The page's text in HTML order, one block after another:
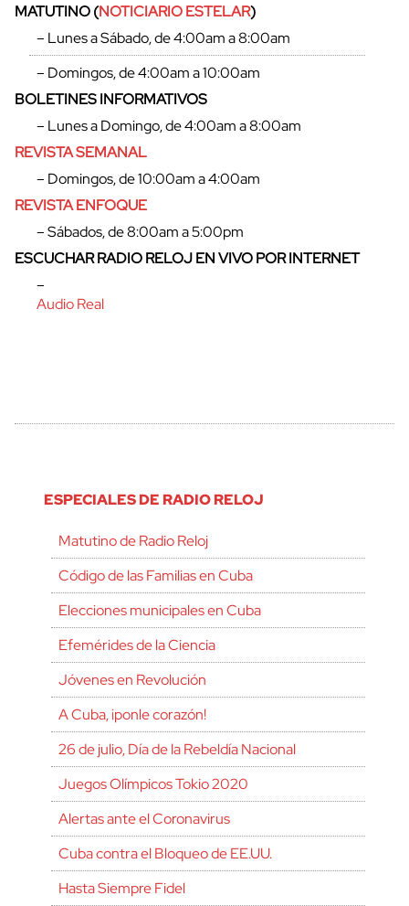
cerrar
MATUTINO (NOTICIARIO ESTELAR)
– Lunes a Sábado, de 4:00am a 8:00am
– Domingos, de 4:00am a 10:00am
BOLETINES INFORMATIVOS
– Lunes a Domingo, de 4:00am a 8:00am
REVISTA SEMANAL
– Domingos, de 10:00am a 4:00am
REVISTA ENFOQUE
– Sábados, de 8:00am a 5:00pm
ESCUCHAR RADIO RELOJ EN VIVO POR INTERNET
–
Audio Real
ESPECIALES DE RADIO RELOJ
Matutino de Radio Reloj
Código de las Familias en Cuba
Elecciones municipales en Cuba
Efemérides de la Ciencia
Jóvenes en Revolución
A Cuba, ¡ponle corazón!
26 de julio, Día de la Rebeldía Nacional
Juegos Olímpicos Tokio 2020
Alertas ante el Coronavirus
Cuba contra el Bloqueo de EE.UU.
Hasta Siempre Fidel